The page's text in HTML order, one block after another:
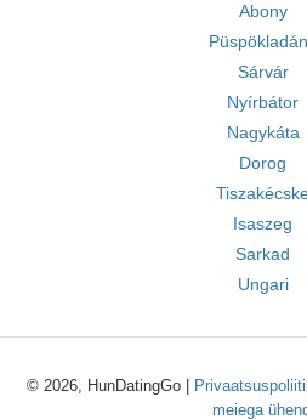
Abony
Sárvár
Nyírbátor
Nagykáta
Dorog
Isaszeg
Sarkad
Ungari
© 2026, HunDatingGo |
meiega